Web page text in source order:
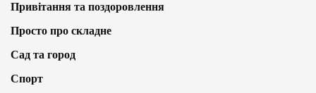
Привітання та поздоровлення
Просто про складне
Сад та город
Спорт